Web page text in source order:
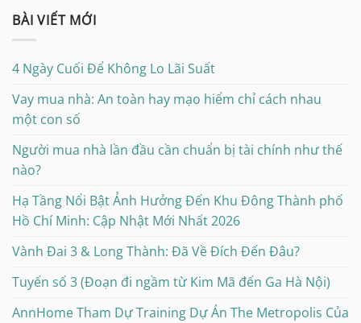
BÀI VIẾT MỚI
4 Ngày Cuối Để Không Lo Lãi Suất
Vay mua nhà: An toàn hay mạo hiểm chỉ cách nhau
một con số
Người mua nhà lần đầu cần chuẩn bị tài chính như thế
nào?
Hạ Tầng Nổi Bật Ảnh Hưởng Đến Khu Đông Thành phố
Hồ Chí Minh: Cập Nhật Mới Nhất 2026
Vành Đai 3 & Long Thành: Đã Về Đích Đến Đâu?
Tuyến số 3 (Đoạn đi ngầm từ Kim Mã đến Ga Hà Nội)
AnnHome Tham Dự Training Dự Án The Metropolis Của